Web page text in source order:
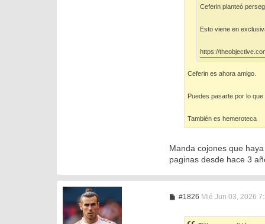
Ceferin planteó
Esto viene en
https://
Ceferin es ahora amigo.
Puedes pasarte por lo
También es hemeroteca
Manda cojones que
paginas desde hace 3
#1826MMié Jun 03, 2026